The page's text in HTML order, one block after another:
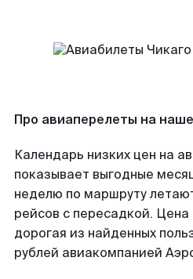
Про авиаперелеты на
Календарь низких цен на
показывает выгодные
неделю по маршруту
рейсов с пересадкой. Цена
дорогая из найденных
рублей авиакомпанией